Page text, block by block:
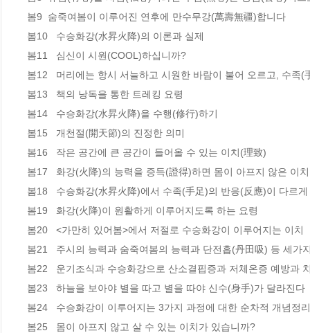
봄9  숨죽여봄이 이루어진 연후에 만수무강(萬壽無疆)합니다
봄10   수승화강(水昇火降)의 이론과 실제
봄11   심신이 시원(COOL)하십니까?
봄12   머리에는 항시 서늘하고 시원한 바람이 불어 오르고, 수족
봄13   책의 낭독을 통한 트레킹 요령
봄14   수승화강(水昇火降)을 수행(修行)하기
봄15   개천절(開天節)의 진정한 의미
봄16   작은 공간에 큰 공간이 들어올 수 있는 이치(理致)
봄17   화강(火降)의 능력을 증득(證得)하면 몸이 아프지 않은 이
봄18   수승화강(水昇火降)에서 수족(手足)의 반응(反應)이 다르
봄19   화강(火降)이 원활하게 이루어지도록 하는 요령
봄20   <가만히 있어봄>에서 저절로 수승화강이 이루어지는 이치
봄21   주시의 능력과 숨죽여봄의 능력과 단전흡(丹田吸) 등 세
봄22   운기조식과 수승화강으로 산소결핍증과 저체온증 예방과
봄23   하늘을 보아야 별을 따고 별을 따야 신수(身手)가 달라진다
봄24   수승화강이 이루어지는 3가지 과정에 대한 순차적 개념
봄25   몸이 아프지 않고 살 수 있는 이치가 있습니까?